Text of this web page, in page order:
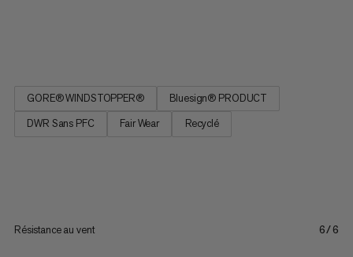
GORE® WINDSTOPPER®
Bluesign® PRODUCT
DWR Sans PFC
Fair Wear Recyclé
Résistance au vent 6/6